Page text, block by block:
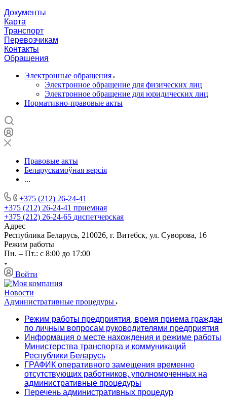
Документы
Карта
Транспорт
Перевозчикам
Контакты
Обращения
Электронные обращения
Электронное обращение для физических лиц
Электронное обращение для юридических лиц
Нормативно-правовые акты
Правовые акты
Беларускамоўная версія
...
+375 (212) 26-24-41
+375 (212) 26-24-41 приемная
+375 (212) 26-24-65 диспетчерская
Адрес
Республика Беларусь, 210026, г. Витебск, ул. Суворова, 16
Режим работы
Пн. – Пт.: с 8:00 до 17:00
Войти
Новости
Административные процедуры
Режим работы предприятия, время приема граждан
по личным вопросам руководителями предприятия
Информация о месте нахождения и режиме работы
Министерства транспорта и коммуникаций
Республики Беларусь
ГРАФИК оперативного замещения временно
отсутствующих работников, уполномоченных на
административные процедуры
Перечень административных процедур